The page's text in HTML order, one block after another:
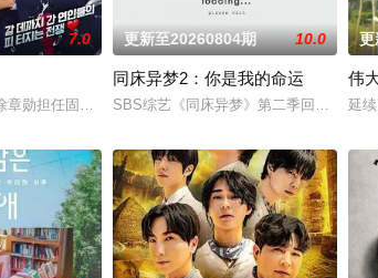
、SHINee、EXO、TWICE、MONS
7.0
勋担任固定MC，由“恋爱高手”主持团亲自接触濒临分手
更新至20260804期 10.0
同床异梦2：你是我的命运
SBS综艺《同床异梦》第二季回归，金
更
伟
延